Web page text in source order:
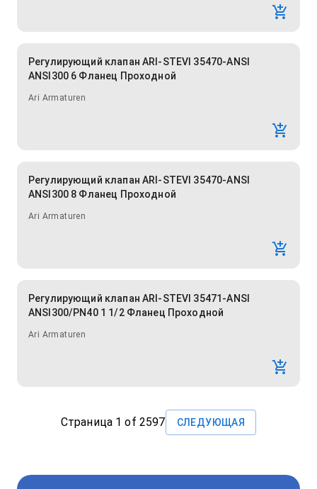
Регулирующий клапан ARI-STEVI 35470-ANSI
ANSI300 6 Фланец Проходной
Ari Armaturen
Регулирующий клапан ARI-STEVI 35470-ANSI
ANSI300 8 Фланец Проходной
Ari Armaturen
Регулирующий клапан ARI-STEVI 35471-ANSI
ANSI300/PN40 1 1/2 Фланец Проходной
Ari Armaturen
Страница 1 of 2597 СЛЕДУЮЩАЯ